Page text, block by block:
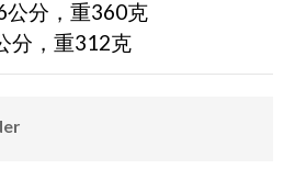
公分，重360克
分，重312克